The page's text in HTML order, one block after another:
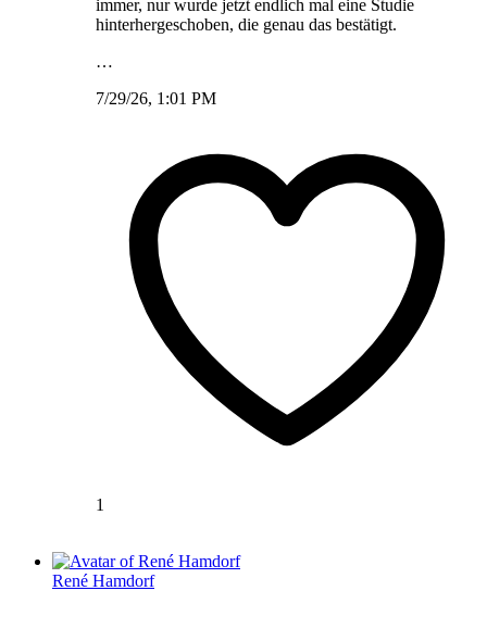
immer, nur wurde jetzt endlich mal eine Studie
hinterhergeschoben, die genau das bestätigt.
…
7/29/26, 1:01 PM
1
René Hamdorf